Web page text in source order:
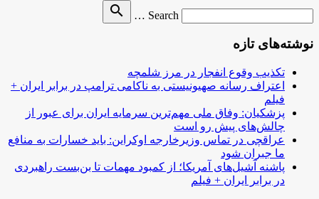
Search …
search
نوشته‌های تازه
تکذیب وقوع انفجار در مرز شلمچه
اعتراف رسانه صهیونیستی به ناکامی ترامپ در برابر ایران +
فیلم
پزشکیان: وفاق ملی مهم‌ترین سرمایه ایران برای عبور از
چالش‌های پیش رو است
عراقچی در تماس وزیرخارجه اوکراین: باید خسارات به منافع
ما جبران شود
پاشنه آشیل‌های آمریکا؛ از کمبود مهمات تا بن‌بست راهبردی
در برابر ایران + فیلم